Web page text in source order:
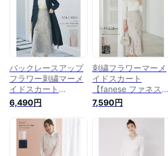
バックレースアップ
フラワー刺繍マーメ
イドスカート
【maliane マリア
ン】tocco closet(ト
ッコクローゼット)
アイスグレー グレイ
ッシュピンク 商品番
号：6-193416
6,490円
刺繍フラワーマーメ
イドスカート
【fanese ファネス】
tocco closet(トッコ
クローゼット) ベ
ージュ ブラック 商
品番号：186-
7,590円